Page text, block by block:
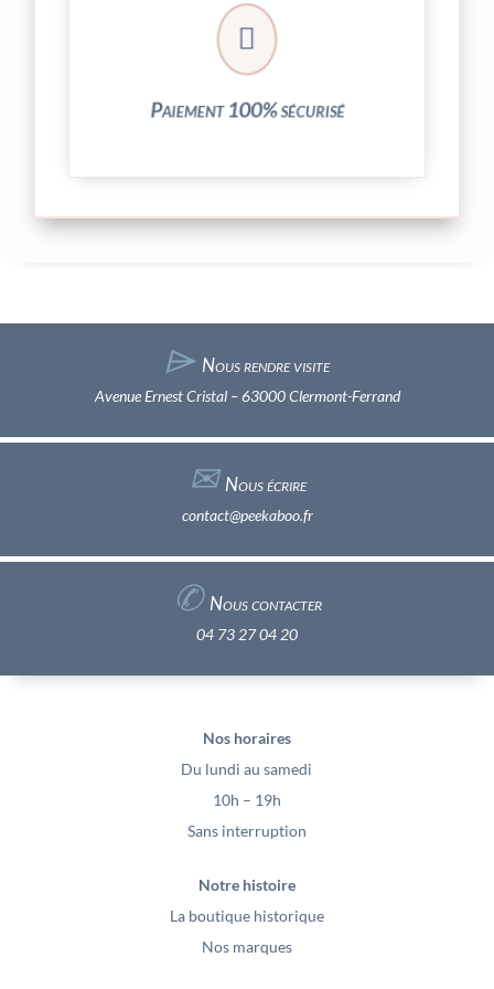

Paiement 100% sécurisé
Vos transactions par carte bancaire sont
entièrement sécurisées grâce au système
crypté de notre partenaire PayPlug.
⌲ Nous rendre visite
Avenue Ernest Cristal – 63000 Clermont-Ferrand
✉︎Nous écrire
contact@peekaboo.fr
✆ Nous contacter
04 73 27 04 20
Nos horaires
Du lundi au samedi
10h – 19h
Sans interruption
Notre histoire
La boutique historique
Nos marques